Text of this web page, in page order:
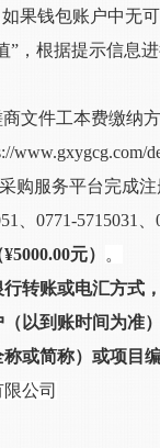
果钱包账户中无
，根据提示信息
文件工本费缴纳方
www.gxygcg.com/
购服务平台完成
0771-5715031、
¥5000.00元）
。
转账或电汇方式
以到账时间为准
称或简称） 或项目
公司